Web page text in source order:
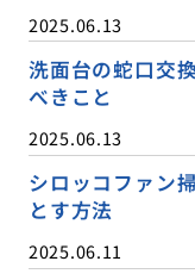
2025.06.13
洗面台の蛇口交
べきこと
2025.06.13
シロッコファン
とす方法
2025.06.11